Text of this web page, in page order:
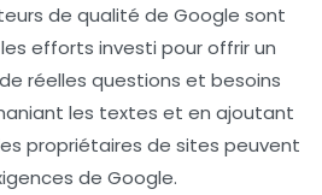
de qualité de Google sont
efforts investi pour offrir un
réelles questions et besoins
les textes et en ajoutant
propriétaires de sites peuvent
de Google.